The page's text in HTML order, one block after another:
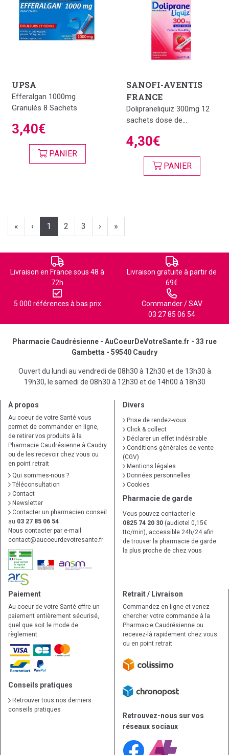
UPSA
Efferalgan 1000mg
Granulés 8 Sachets
3,40€
PANIER
SANOFI-AVENTIS
FRANCE
Dolipraneliquiz 300mg 12
sachets dose de...
4,30€
PANIER
« ‹ 1 2 3 › »
Livraison en France sous 48 à
72h
Livraison gratuite à partir de
69€
5 000 références à bas prix
Commander / SAV
03 27 85 06 54
Pharmacie Caudrésienne - AuCoeurDeVotreSante.fr - 33 rue
Gambetta - 59540 Caudry
Ouvert du lundi au vendredi de 08h30 à 12h30 et de 13h30 à
19h30, le samedi de 08h30 à 12h30 et de 14h00 à 18h30
À propos
Au coeur de votre Santé vous
permet de commander en ligne,
de retirer vos produits à la
Pharmacie Caudrésienne à Caudry
ou de les recevoir chez vous ou
en point retrait
Qui sommes-nous ?
Téléconsultation
Contact
Newsletter
Contacter un pharmacien conseil
au 03 27 85 06 54
Nous contacter par e-mail
contact@aucoeurdevotresante.fr
Divers
Prise de rendez-vous
Click & collect
Déclarer un effet indésirable
Conditions générales de vente
(CGV)
Mentions légales
Données personnelles
Cookies
Pharmacie de garde
Vous pouvez contacter le
0825 74 20 30 (audiotel 0,15€
ttc/min), accessible 24h/24 afin
de trouver la pharmacie de garde
la plus proche de chez vous
Paiement
Au coeur de votre Santé offre un
paiement entièrement sécurisé,
quel que soit le mode de
règlement
Conseils pratiques
Retrouver tous nos derniers
conseils pratiques
Retrait / Livraison
Commandez en ligne et venez
chercher votre commande à la
Pharmacie Caudrésienne ou
recevez-là rapidement chez vous
ou en point retrait
Retrouvez-nous sur vos
réseaux sociaux